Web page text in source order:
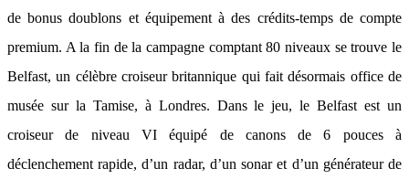
de bonus doublons et équipement à des crédits-temps de compte
premium. A la fin de la campagne comptant 80 niveaux se trouve le
Belfast, un célèbre croiseur britannique qui fait désormais office de
musée sur la Tamise, à Londres. Dans le jeu, le Belfast est un
croiseur de niveau VI équipé de canons de 6 pouces à
déclenchement rapide, d’un radar, d’un sonar et d’un générateur de